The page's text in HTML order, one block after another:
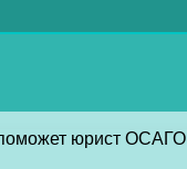
юрист ОСАГО